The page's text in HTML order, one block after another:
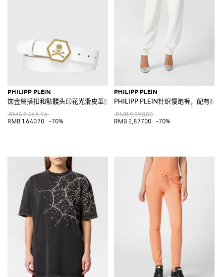
PHILIPP PLEIN
饰金属搭扣和骷髅头印花光滑皮革腰带
RMB 5,468.96
RMB 1,640.70
-70%
PHILIPP PLEIN
PHILIPP PLEIN针织慢跑裤，配有松
RMB 9,590.00
RMB 2,877.00
-70%